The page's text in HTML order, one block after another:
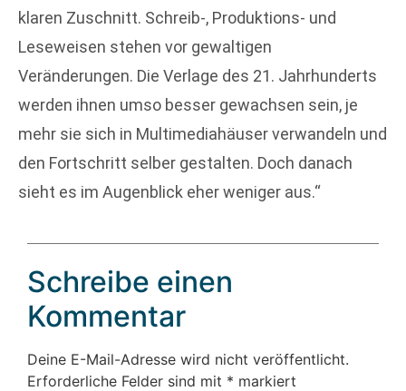
klaren Zuschnitt. Schreib-, Produktions- und
Leseweisen stehen vor gewaltigen
Veränderungen. Die Verlage des 21. Jahrhunderts
werden ihnen umso besser gewachsen sein, je
mehr sie sich in Multimediahäuser verwandeln und
den Fortschritt selber gestalten. Doch danach
sieht es im Augenblick eher weniger aus.“
Schreibe einen
Kommentar
Deine E-Mail-Adresse wird nicht veröffentlicht.
Erforderliche Felder sind mit * markiert